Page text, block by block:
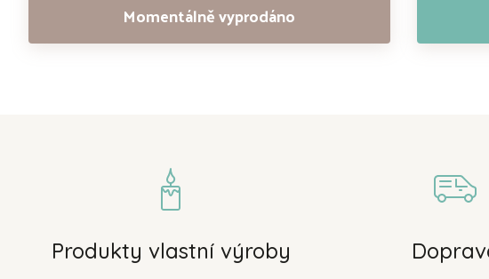
Momentálně vyprodáno
Produkty vlastní výroby